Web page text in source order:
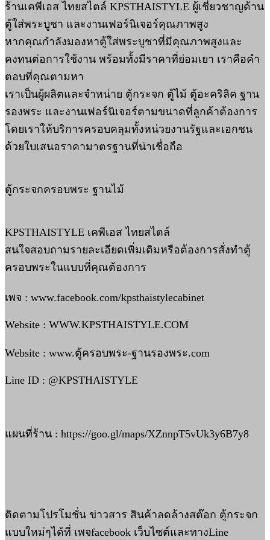
ร้านเคพีเอส ไทยสไตล์ KPSTHAISTYLE ผู้เชี่ยวชาญด้าน
ตู้ใส่พระบูชา และงานเฟอร์นิเจอร์คุณภาพสูง
หากคุณกำลังมองหาตู้ใส่พระบูชาที่มีคุณภาพสูงและ
คงทนต่อการใช้งาน พร้อมทั้งมีราคาที่ย่อมเยา เราคือคำ
ตอบที่คุณตามหา
เราเป็นผู้ผลิตและจำหน่าย ตู้กระจก ตู้ไม้ ตู้อะคริลิค ฐาน
รองพระ และงานเฟอร์นิเจอร์ตามขนาดที่ลูกค้าต้องการ
โดยเราให้บริการครอบคลุมทั้งหน่วยงานรัฐและเอกชน
ด้วยใบเสนอราคามาตรฐานที่น่าเชื่อถือ
ตู้กระจกครอบพระ ฐานไม้
KPSTHAISTYLE เคพีเอส ไทยสไตล์
สนใจสอบถามรายละเอียดเพิ่มเติมหรือต้องการสั่งทำตู้
ครอบพระในแบบที่คุณต้องการ
เพจ : www.facebook.com/kpsthaistylecabinet
Website : WWW.KPSTHAISTYLE.COM
Website : www.ตู้ครอบพระ-ฐานรองพระ.com
Line ID : @KPSTHAISTYLE
แผนที่ร้าน : https://goo.gl/maps/XZnnpT5vUk3y6B7y8
ติดตามโปรโมชั่น ข่าวสาร สินค้าลดล้างสต๊อก ตู้กระจก
แบบใหม่ๆได้ที่ เพจfacebook เว็บไซต์และทางLine